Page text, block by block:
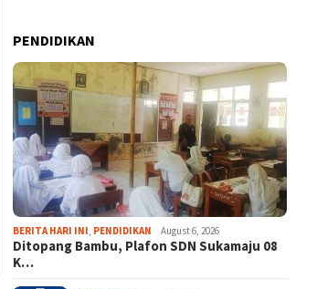
PENDIDIKAN
BERITA HARI INI PENDIDIKAN August 6, 2026
Ditopang Bambu, Plafon SDN Sukamaju 08
K…